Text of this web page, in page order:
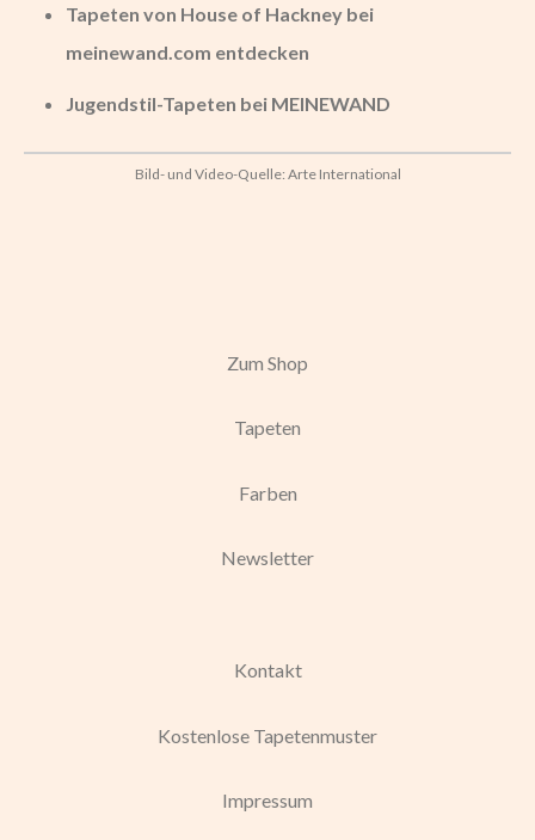
Tapeten von House of Hackney bei
meinewand.com entdecken
Jugendstil-Tapeten bei MEINEWAND
Bild- und Video-Quelle: Arte International
Zum Shop
Tapeten
Farben
Newsletter
Kontakt
Kostenlose Tapetenmuster
Impressum